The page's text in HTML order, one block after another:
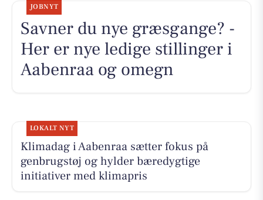
JOBNYT
Savner du nye græsgange? -
Her er nye ledige stillinger i
Aabenraa og omegn
LOKALT NYT
Klimadag i Aabenraa sætter fokus på
genbrugstøj og hylder bæredygtige
initiativer med klimapris